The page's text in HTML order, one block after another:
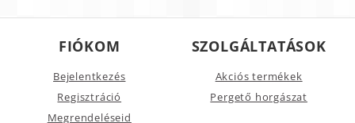
FIÓKOM
Bejelentkezés
Regisztráció
Megrendeléseid
SZOLGÁLTATÁSOK
Akciós termékek
Pergető horgászat